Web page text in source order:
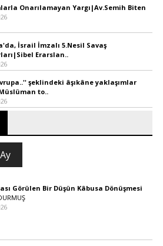
Onarılamayan Yargı|Av.Semih Biten
İsrail İmzalı 5.Nesil Savaş
Erarslan..
şeklindeki âşıkâne yaklaşımlar
to..
Görülen Bir Düşün Kâbusa Dönüşmesi